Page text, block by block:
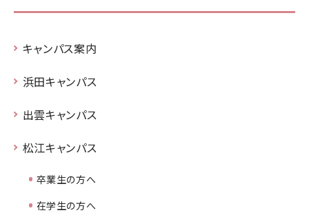
キャンパス案内
浜田キャンパス
出雲キャンパス
松江キャンパス
卒業生の方へ
在学生の方へ